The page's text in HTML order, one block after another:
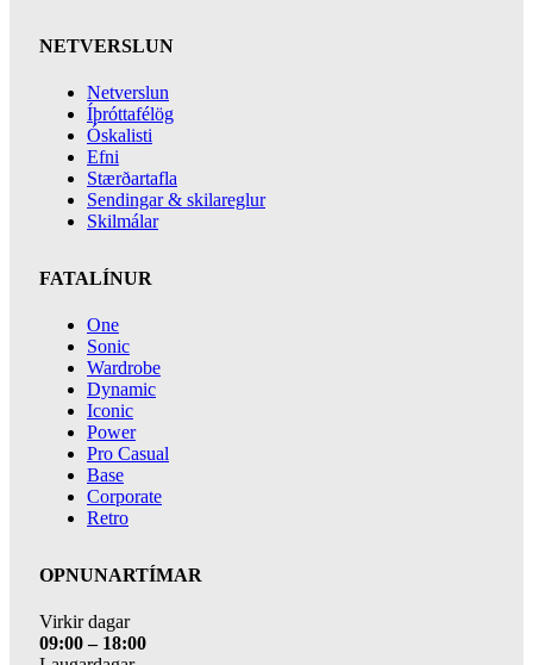
NETVERSLUN
Netverslun
Íþróttafélög
Óskalisti
Efni
Stærðartafla
Sendingar & skilareglur
Skilmálar
FATALÍNUR
One
Sonic
Wardrobe
Dynamic
Iconic
Power
Pro Casual
Base
Corporate
Retro
OPNUNARTÍMAR
Virkir dagar
09:00 – 18:00